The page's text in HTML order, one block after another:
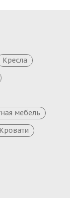
Кресла
мебель
Кровати